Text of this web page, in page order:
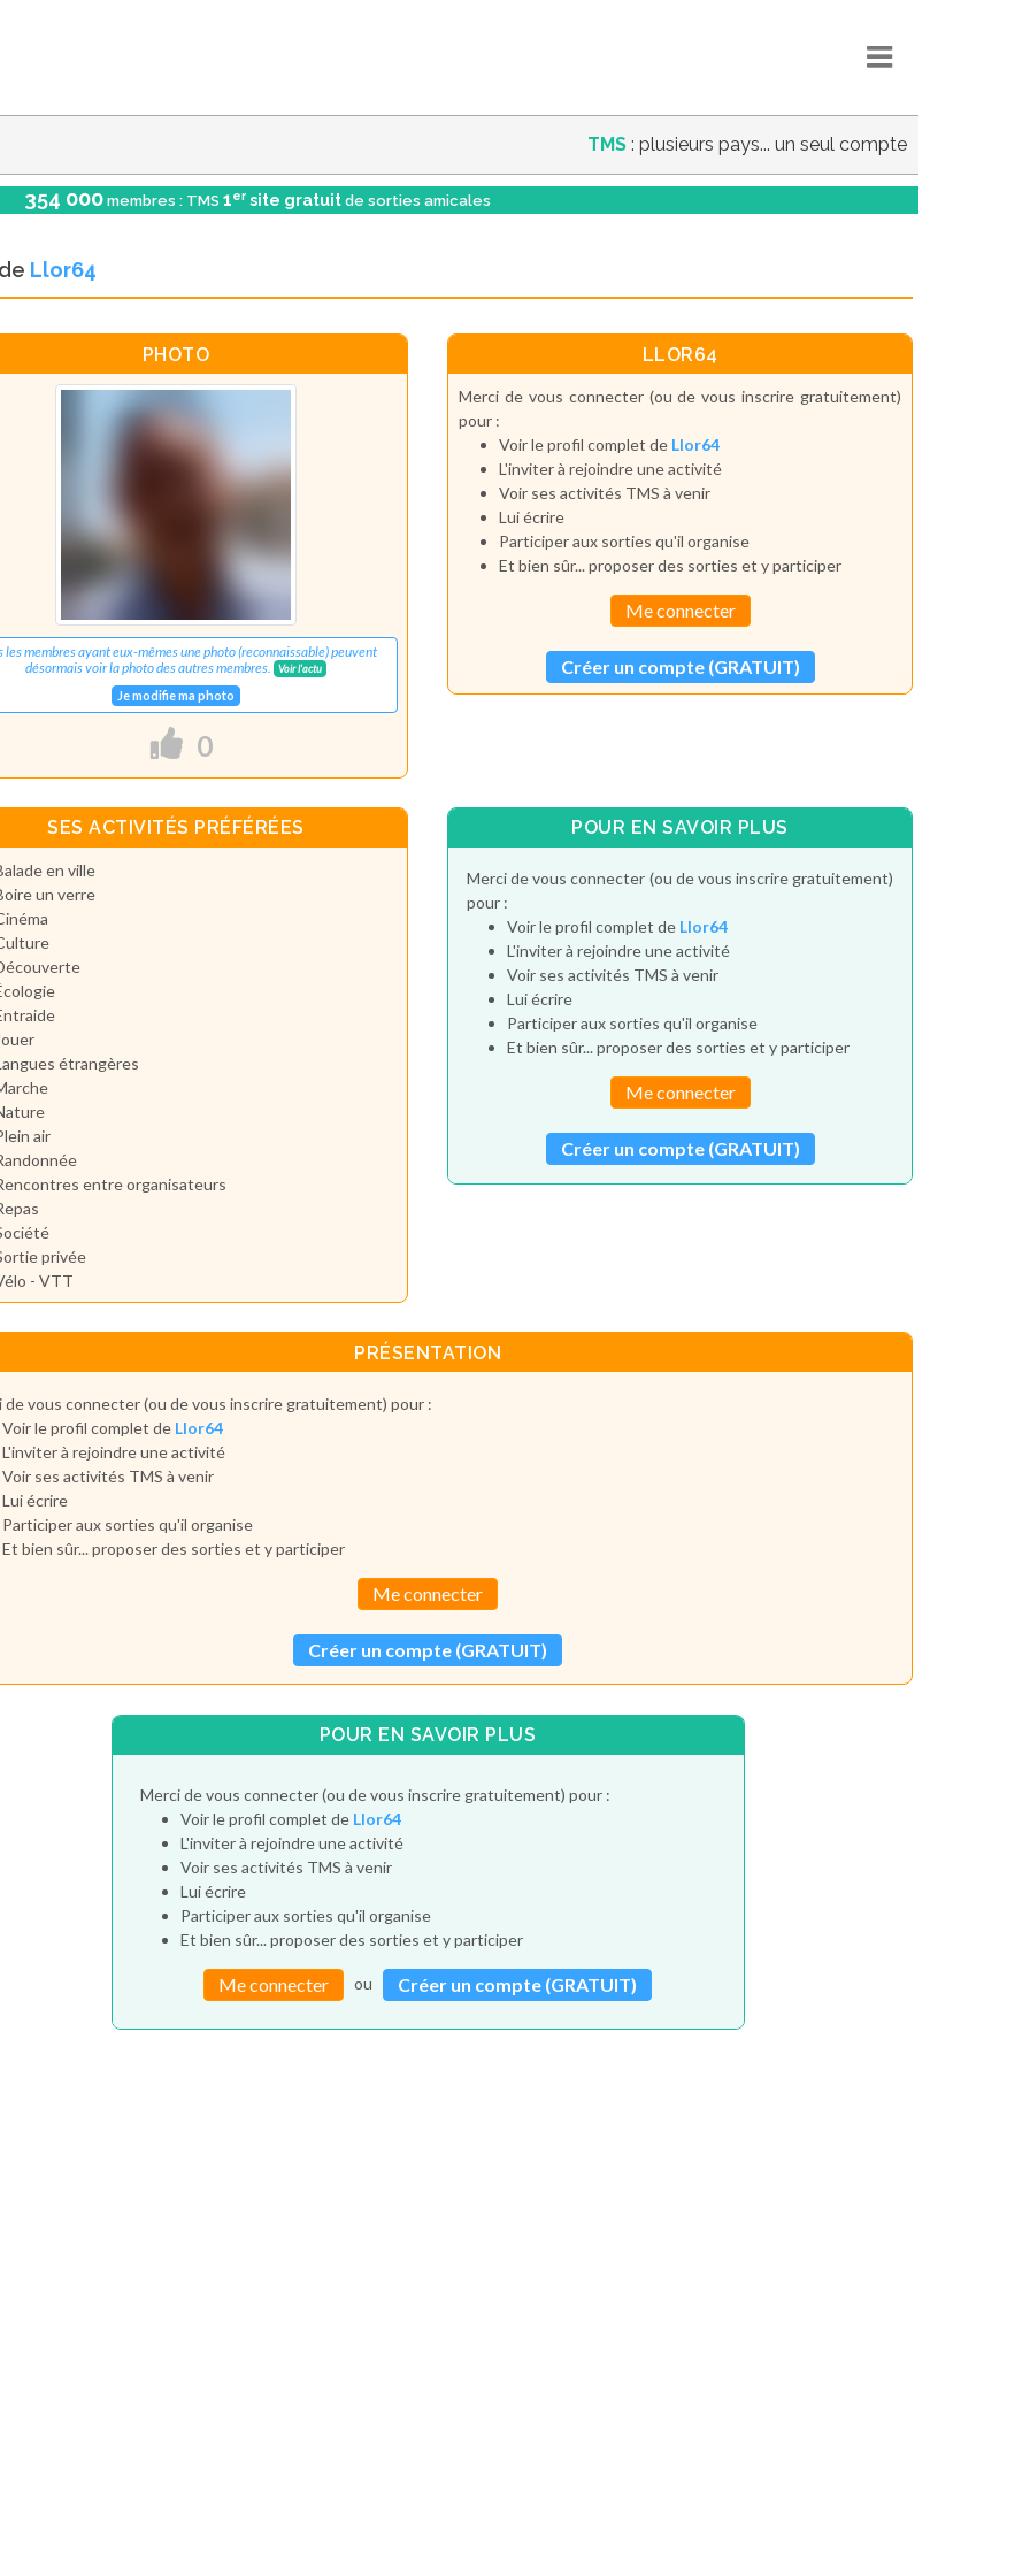
TMS : plusieurs pays... un seul compte
354 000 membres : TMS 1er site gratuit de sorties amicales
Llor64
PHOTO
les membres ayant eux-mêmes une photo (reconnaissable) peuvent
désormais voir la photo des autres membres.
Voir l'actu
Je modifie ma photo
0
LLOR64
Merci de vous connecter (ou de vous inscrire gratuitement)
pour :
Voir le profil complet de Llor64
L'inviter à rejoindre une activité
Voir ses activités TMS à venir
Lui écrire
Participer aux sorties qu'il organise
Et bien sûr... proposer des sorties et y participer
Me connecter
Créer un compte (GRATUIT)
SES ACTIVITÉS PRÉFÉRÉES
en ville
un verre
étrangères
air
entre organisateurs
privée
- VTT
POUR EN SAVOIR PLUS
Merci de vous connecter (ou de vous inscrire gratuitement)
pour :
Voir le profil complet de Llor64
L'inviter à rejoindre une activité
Voir ses activités TMS à venir
Lui écrire
Participer aux sorties qu'il organise
Et bien sûr... proposer des sorties et y participer
Me connecter
Créer un compte (GRATUIT)
PRÉSENTATION
de vous connecter (ou de vous inscrire gratuitement) pour :
Voir le profil complet de Llor64
L'inviter à rejoindre une activité
Voir ses activités TMS à venir
Lui écrire
Participer aux sorties qu'il organise
Et bien sûr... proposer des sorties et y participer
Me connecter
Créer un compte (GRATUIT)
POUR EN SAVOIR PLUS
Merci de vous connecter (ou de vous inscrire gratuitement) pour :
Voir le profil complet de Llor64
L'inviter à rejoindre une activité
Voir ses activités TMS à venir
Lui écrire
Participer aux sorties qu'il organise
Et bien sûr... proposer des sorties et y participer
Me connecter ou Créer un compte (GRATUIT)